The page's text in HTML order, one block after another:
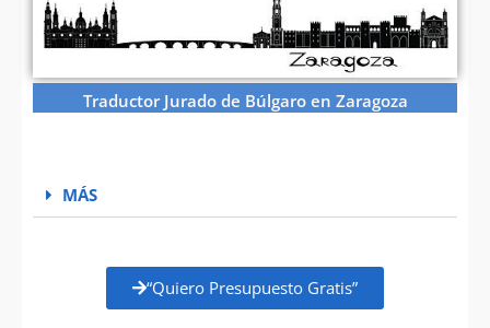
Traductor Jurado de Búlgaro en Zaragoza
MÁS
“Quiero Presupuesto Gratis”